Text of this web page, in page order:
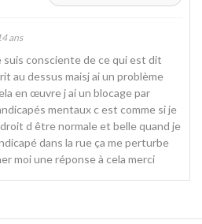
ans
suis consciente de ce qui est dit
au dessus maisj ai un problème
en œuvre j ai un blocage par
mentaux c est comme si je
d être normale et belle quand je
dans la rue ça me perturbe
moi une réponse à cela merci